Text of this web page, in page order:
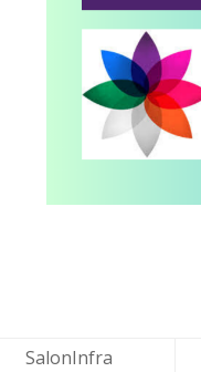
SalonInfra